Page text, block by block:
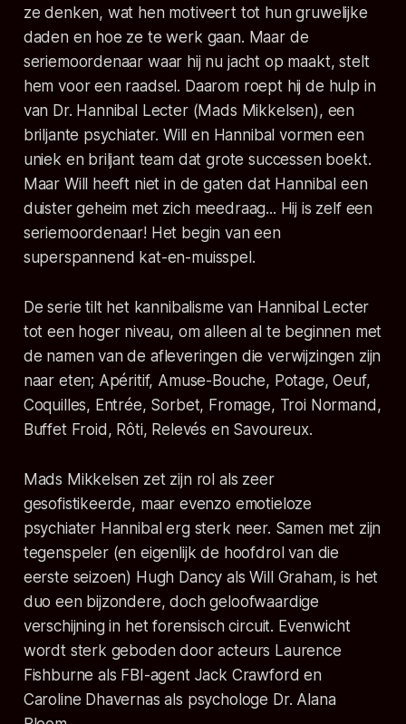
ze denken, wat hen motiveert tot hun gruwelijke
daden en hoe ze te werk gaan. Maar de
seriemoordenaar waar hij nu jacht op maakt, stelt
hem voor een raadsel. Daarom roept hij de hulp in
van Dr. Hannibal Lecter (Mads Mikkelsen), een
briljante psychiater. Will en Hannibal vormen een
uniek en briljant team dat grote successen boekt.
Maar Will heeft niet in de gaten dat Hannibal een
duister geheim met zich meedraag... Hij is zelf een
seriemoordenaar! Het begin van een
superspannend kat-en-muisspel.
De serie tilt het kannibalisme van Hannibal Lecter
tot een hoger niveau, om alleen al te beginnen met
de namen van de afleveringen die verwijzingen zijn
naar eten; Apéritif, Amuse-Bouche, Potage, Oeuf,
Coquilles, Entrée, Sorbet, Fromage, Troi Normand,
Buffet Froid, Rôti, Relevés en Savoureux.
Mads Mikkelsen zet zijn rol als zeer
gesofistikeerde, maar evenzo emotieloze
psychiater Hannibal erg sterk neer. Samen met zijn
tegenspeler (en eigenlijk de hoofdrol van die
eerste seizoen) Hugh Dancy als Will Graham, is het
duo een bijzondere, doch geloofwaardige
verschijning in het forensisch circuit. Evenwicht
wordt sterk geboden door acteurs Laurence
Fishburne als FBI-agent Jack Crawford en
Caroline Dhavernas als psychologe Dr. Alana